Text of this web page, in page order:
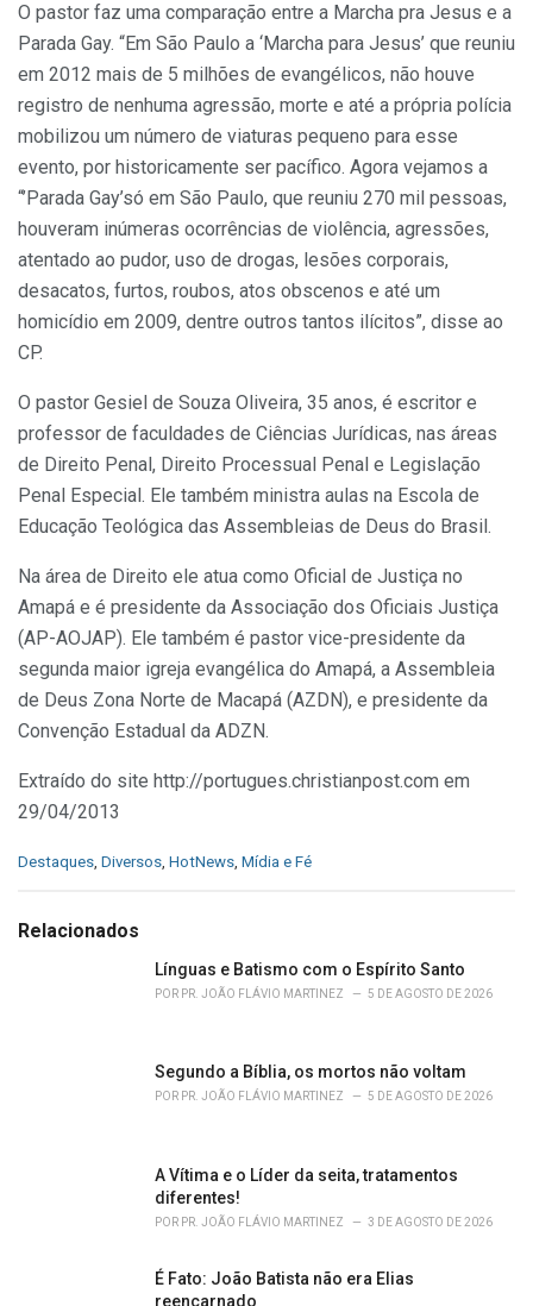
O pastor faz uma comparação entre a Marcha pra Jesus e a
Parada Gay. “Em São Paulo a ‘Marcha para Jesus’ que reuniu
em 2012 mais de 5 milhões de evangélicos, não houve
registro de nenhuma agressão, morte e até a própria polícia
mobilizou um número de viaturas pequeno para esse
evento, por historicamente ser pacífico. Agora vejamos a
“’Parada Gay’só em São Paulo, que reuniu 270 mil pessoas,
houveram inúmeras ocorrências de violência, agressões,
atentado ao pudor, uso de drogas, lesões corporais,
desacatos, furtos, roubos, atos obscenos e até um
homicídio em 2009, dentre outros tantos ilícitos”, disse ao
CP.
O pastor Gesiel de Souza Oliveira, 35 anos, é escritor e
professor de faculdades de Ciências Jurídicas, nas áreas
de Direito Penal, Direito Processual Penal e Legislação
Penal Especial. Ele também ministra aulas na Escola de
Educação Teológica das Assembleias de Deus do Brasil.
Na área de Direito ele atua como Oficial de Justiça no
Amapá e é presidente da Associação dos Oficiais Justiça
(AP-AOJAP). Ele também é pastor vice-presidente da
segunda maior igreja evangélica do Amapá, a Assembleia
de Deus Zona Norte de Macapá (AZDN), e presidente da
Convenção Estadual da ADZN.
Extraído do site http://portugues.christianpost.com em
29/04/2013
C
e
Destaques, Diversos, HotNews, Mídia e Fé
Relacionados
Línguas e Batismo com o Espírito Santo
POR PR. JOÃO FLÁVIO MARTINEZ 5 DE AGOSTO DE 2026
Segundo a Bíblia, os mortos não voltam
POR PR. JOÃO FLÁVIO MARTINEZ 5 DE AGOSTO DE 2026
A Vítima e o Líder da seita, tratamentos
diferentes!
POR PR. JOÃO FLÁVIO MARTINEZ 3 DE AGOSTO DE 2026
É Fato: João Batista não era Elias
reencarnado